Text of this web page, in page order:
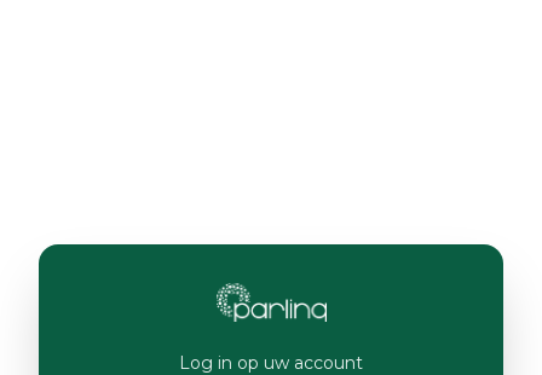
Log in op uw account